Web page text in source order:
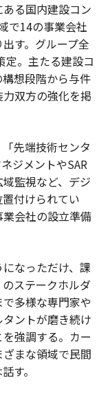
る国内建設コン
で14の事業会社
す。グループ全
定。主たる建設コ
想段階から与件
双方の強化を掲
先端技術センタ
ジメントやSAR
監視など、デジ
付けられてい
会社の設立準備
なっただけ、課
ステークホルダ
多様な専門家や
ントが磨き続け
強調する。カー
まな領域で民間
す。